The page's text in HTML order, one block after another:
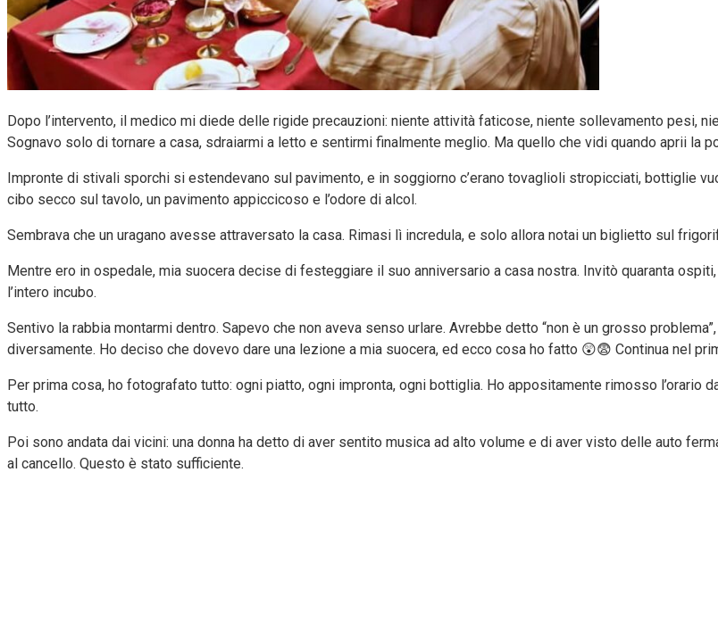
Dopo l’intervento, il medico mi diede delle rigide precauzioni: niente attività faticose, niente sollevamento pesi,
Sognavo solo di tornare a casa, sdraiarmi a letto e sentirmi finalmente meglio. Ma quello che vidi quando aprii la
Impronte di stivali sporchi si estendevano sul pavimento, e in soggiorno c’erano tovaglioli stropicciati, bottiglie
cibo secco sul tavolo, un pavimento appiccicoso e l’odore di alcol.
Sembrava che un uragano avesse attraversato la casa. Rimasi lì incredula, e solo allora notai un biglietto sul
Mentre ero in ospedale, mia suocera decise di festeggiare il suo anniversario a casa nostra. Invitò quaranta
l’intero incubo.
Sentivo la rabbia montarmi dentro. Sapevo che non aveva senso urlare. Avrebbe detto “non è un grosso
diversamente. Ho deciso che dovevo dare una lezione a mia suocera, ed ecco cosa ho fatto 😲😨 Continua nel
Per prima cosa, ho fotografato tutto: ogni piatto, ogni impronta, ogni bottiglia. Ho appositamente rimosso
tutto.
Poi sono andata dai vicini: una donna ha detto di aver sentito musica ad alto volume e di aver visto delle auto
al cancello. Questo è stato sufficiente.